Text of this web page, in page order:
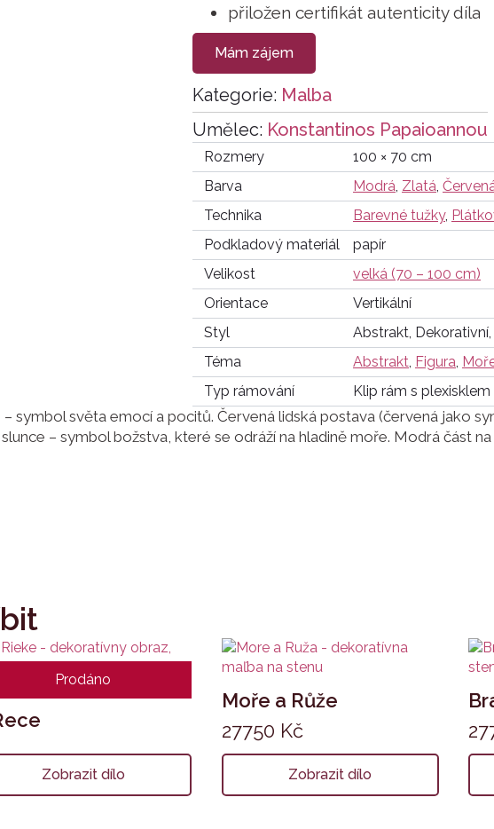
přiložen certifikát autenticity díla
Mám zájem
Kategorie: Malba
Umělec: Konstantinos Papaioannou
Rozmery
100 × 70 cm
Barva
Modrá, Zlatá,
Technika
Barevné tužky,
Podkladový materiál
papír
Velikost
velká (70 – 100 cm)
Orientace
Vertikální
Styl
Abstrakt,
Téma
Abstrakt, Figura,
Typ rámování
Klip rám s plexisklem
symbol světa emocí a pocitů. Červená lidská postava (červená jako
– symbol božstva, které se odráží na hladině moře. Modrá část
Prodáno
Zobrazit dílo
Moře a Růže
27750 Kč
Zobrazit dílo